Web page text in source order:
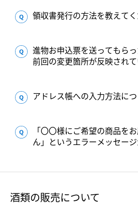
領収書発行の方法を教えてく
進物お申込票を送ってもらっ
前回の変更箇所が反映されて
アドレス帳への入力方法に
「〇〇様にご希望の商品を
ん」というエラーメッセージ
酒類の販売について